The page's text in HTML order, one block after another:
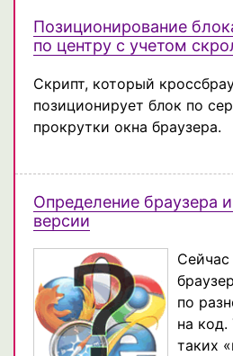
Позиционирование
по центру с учетом
Скрипт, который
позиционирует блок по
прокрутки окна браузера.
Определение браузера и
версии
Сейчас
по
на код.
таких